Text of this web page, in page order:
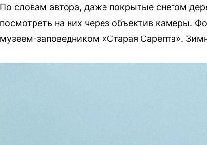
По словам автора, даже покрытые снегом
посмотреть на них через объектив камеры.
музеем-заповедником «Старая Сарепта».